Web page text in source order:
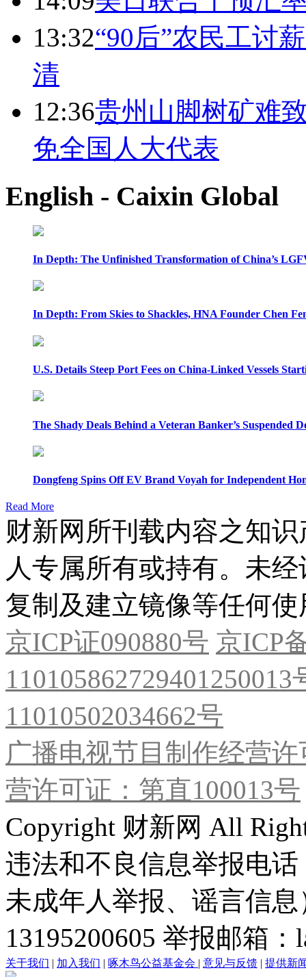
13:32“90后”农民工讨
清
12:36贵州山脚树矿难
免全国人大代表
English - Caixin Global
In Depth: The Unfinished Transformation of China’s
In Depth: From Skies to Shackles, HNA Founder Chen
U.S. Details Steep Port Fees on China-Linked Vessels
The Shady Deals Behind a Veteran Banker’s Suspended
Dongfeng Spins Off EV Brand Voyah for Independent
Read More
财新网所刊载内容之知
人专属所有或持有。未
复制及建立镜像等任何使
京ICP证090880号 京ICP
11010502034662号
广播电视节目制作经营
营许可证：第直100013号
Copyright 财新网 All
违法和不良信息举报电
未成年人举报、谣言信
13195200605 举报邮箱
关于我们 | 加入我们 | 啄木鸟公益基金会 | 意见与反馈 | 提供新